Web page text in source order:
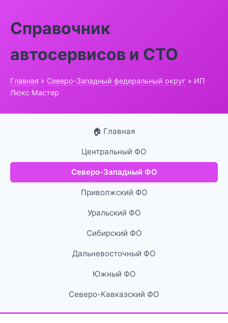
Справочник
автосервисов и СТО
Главная » Северо-Западный федеральный округ » ИП
Люкс Мастер
🏠 Главная
Центральный ФО
Северо-Западный ФО
Приволжский ФО
Уральский ФО
Сибирский ФО
Дальневосточный ФО
Южный ФО
Северо-Кавказский ФО